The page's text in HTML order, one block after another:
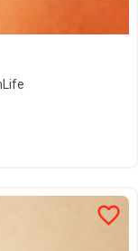
favorite_border